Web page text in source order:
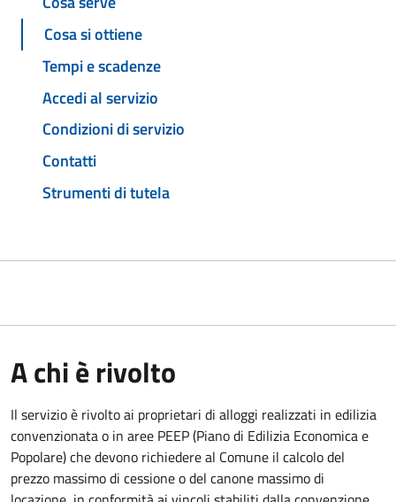
Cosa si ottiene
Tempi e scadenze
Accedi al servizio
Condizioni di servizio
Contatti
Strumenti di tutela
A chi è rivolto
Il servizio è rivolto ai proprietari di alloggi realizzati in edilizia
convenzionata o in aree PEEP (Piano di Edilizia Economica e
Popolare) che devono richiedere al Comune il calcolo del
prezzo massimo di cessione o del canone massimo di